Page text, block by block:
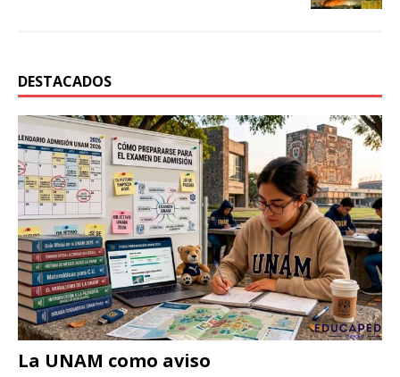
DESTACADOS
La UNAM como aviso